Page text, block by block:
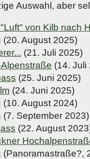
Auswahl, aber
von Kilb nach
(20. August 2025)
(21. Juli 2025)
(14. Juli
(25. Juni 2025)
(24. Juni 2025)
(10. August 2024)
(7. September 2023)
(22. August
(Panoramastraße?,